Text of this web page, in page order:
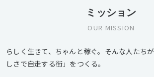
ミッション
OUR MISSION
らしく生きて、ちゃんと稼ぐ。そんな人たち
しさで自走する街」をつくる。